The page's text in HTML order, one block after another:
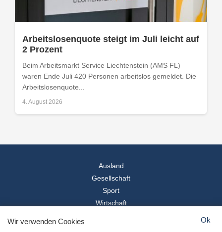
Arbeitslosenquote steigt im Juli leicht auf
2 Prozent
Beim Arbeitsmarkt Service Liechtenstein (AMS FL)
waren Ende Juli 420 Personen arbeitslos gemeldet. Die
Arbeitslosenquote...
4. August 2026
Ausland
Gesellschaft
Sport
Wirtschaft
© 2026Landesspiegel
Wir verwenden Cookies Ok